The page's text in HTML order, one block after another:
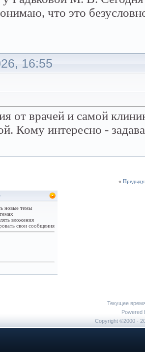
что это
16:55
от врачей и самой
Кому интересно -
«
новые темы
вложения
свои сообщения
Текущее
Powered
Copyright ©2000 -